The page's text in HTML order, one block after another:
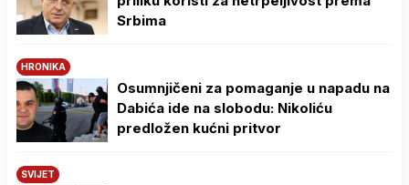
Srbima
HRONIKA
Osumnjičeni za pomaganje u napadu na
Dabića ide na slobodu: Nikoliću
predložen kućni pritvor
SVIJET